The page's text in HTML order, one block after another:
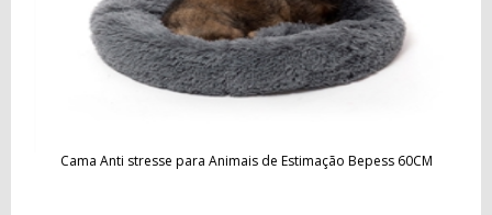
Cama Anti stresse para Animais de Estimação Bepess 60CM